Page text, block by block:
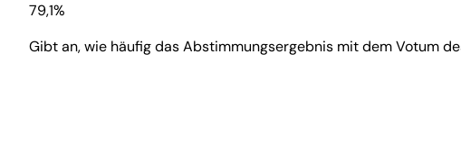
79,1%
Gibt an, wie häufig das Abstimmungsergebnis mit dem Votum